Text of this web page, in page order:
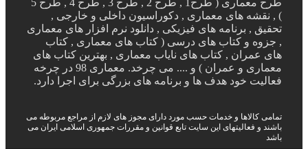
طرح معماری ( طرح1 , طرح 2 , طرح 3 , طرح 4 , طرح 5
) , نقشه های معماری , دکوراسیون داخلی و خارجی ,
تحقیق , برنامه های فیزیکی , دانلود نرم افزار های معماری
, جزوه و کتاب های درسی ( کتاب های معماری , کتاب
های عمران , کتاب های نایاب معماری , بهترین کتاب های
معماری و عمران ) و .... می چرخد. معماری 98 در چرخه
فعالیت خود هدف ها و برنامه های بزرگی برای اجرا دارد.
تمامی کالاها و خدمات حسب مورد دارای مجوز های لازم از مراجع مربوطه می
باشند و فعالیتهای این سایت تابع قوانین و مقررات جمهوری اسلامی ایران می
باشد